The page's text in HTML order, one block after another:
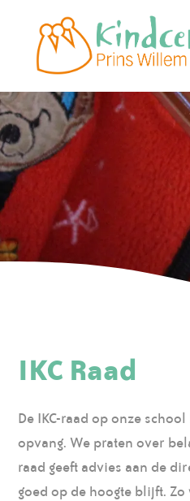
IKC Raad
De IKC-raad op onze
opvang. We praten over
raad geeft advies aan de
goed op de hoogte blijft.